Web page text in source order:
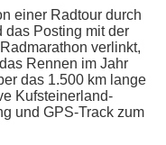
einer Radtour durch
das Posting mit der
verlinkt,
Rennen im Jahr
das 1.500 km lange
Kufsteinerland-
und GPS-Track zum